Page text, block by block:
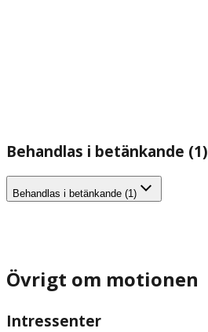
Behandlas i betänkande (1)
Behandlas i betänkande (1)
Övrigt om motionen
Intressenter